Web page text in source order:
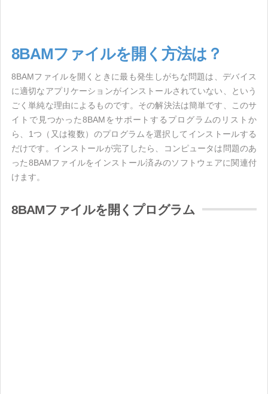
8BAMファイルを開く方法は？
8BAMファイルを開くときに最も発生しがちな問題は、デバイス
に適切なアプリケーションがインストールされていない、という
ごく単純な理由によるものです。その解決法は簡単です、このサ
イトで見つかった8BAMをサポートするプログラムのリストか
ら、1つ（又は複数）のプログラムを選択してインストールする
だけです。インストールが完了したら、コンピュータは問題のあ
った8BAMファイルをインストール済みのソフトウェアに関連付
けます。
8BAMファイルを開くプログラム